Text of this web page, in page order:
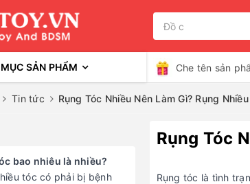
SẢN PHẨM Che tên sản
Tin tức Rụng Tóc Nhiều Nên Làm Gì? Rụng
Rụng Tóc
Rụng tóc là tình
bao nhiêu là nhiều?
tóc có phải bị bệnh